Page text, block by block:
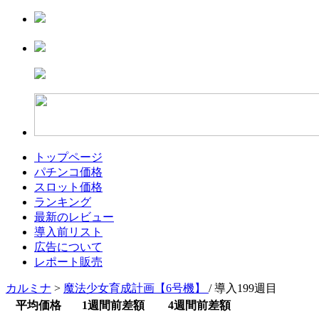
トップページ
パチンコ価格
スロット価格
ランキング
最新のレビュー
導入前リスト
広告について
レポート販売
カルミナ > 魔法少女育成計画【6号機】 / 導入199週目
平均価格
1週間前差額
4週間前差額